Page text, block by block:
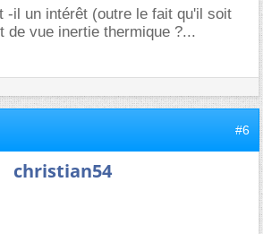
-il un intérêt (outre le fait qu'il soit
de vue inertie thermique ?...
#6
christian54